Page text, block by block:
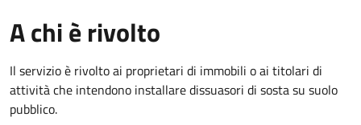
A chi è rivolto
Il servizio è rivolto ai proprietari di immobili o ai titolari di
attività che intendono installare dissuasori di sosta su suolo
pubblico.